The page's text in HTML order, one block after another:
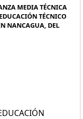
MEDIA TÉCNICA
TÉCNICO
NANCAGUA, DEL